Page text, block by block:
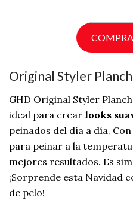
Original Styler
GHD Original Styler
ideal para crear looks
peinados del día a día.
para peinar a la
mejores resultados. Es
¡Sorprende esta Navidad
de pelo!